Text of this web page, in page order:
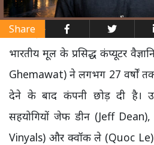
Share
भारतीय मूल के प्रसिद्ध कंप्यूटर
Ghemawat) ने लगभग 27 वर्षों
देने के बाद कंपनी छोड़ दी है।
सहयोगियों जेफ डीन (Jeff Dean),
Vinyals) और क्वॉक ले (Quoc